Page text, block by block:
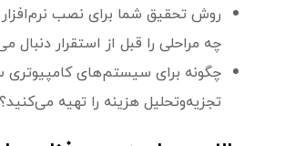
روش تحقیق شما برای نصب
چه مراحلی را قبل از استقرار دنبال
چگونه برای سیستم‌های کامپیوتری
تجزیه‌وتحلیل هزینه را تهیه می‌کنید؟